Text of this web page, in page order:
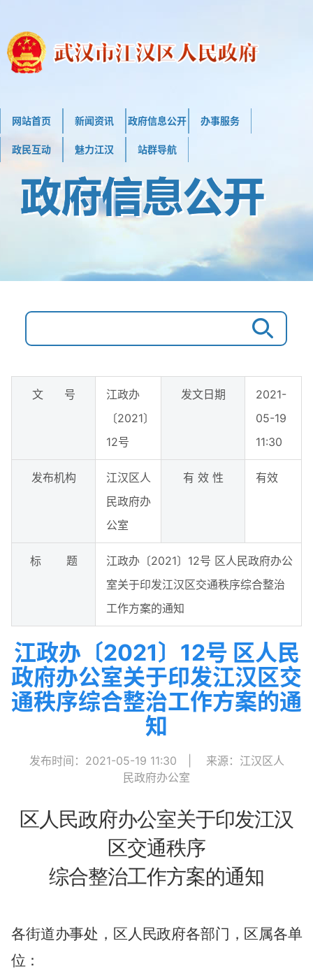
网站首页 新闻资讯 政府信息公开 办事服务
政民互动 魅力江汉 站群导航
文 号
江政办
〔2021〕
12号
发文日期
2021-
05-19
11:30
发布机构
江汉区人
民政府办
公室
有 效 性 有效
标 题
江政办〔2021〕12号 区人民政府办公
室关于印发江汉区交通秩序综合整治
工作方案的通知
江政办〔2021〕12号 区人民
政府办公室关于印发江汉区交
通秩序综合整治工作方案的通
知
发布时间：2021-05-19 11:30
来源：江汉区人
民政府办公室
区人民政府办公室关于印发江汉
区交通秩序
综合整治工作方案的通知
各街道办事处，区人民政府各部门，区属各单
位：